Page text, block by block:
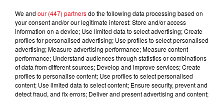
We and our (447) partnersdo the following data processing based on
your consent and/or our legitimate interest: Store and/or access
information on a device; Use limited data to select advertising; Create
profiles for personalised advertising; Use profiles to select personalised
advertising; Measure advertising performance; Measure content
performance; Understand audiences through statistics or combinations
of data from different sources; Develop and improve services; Create
profiles to personalise content; Use profiles to select personalised
content; Use limited data to select content; Ensure security, prevent and
detect fraud, and fix errors; Deliver and present advertising and content;